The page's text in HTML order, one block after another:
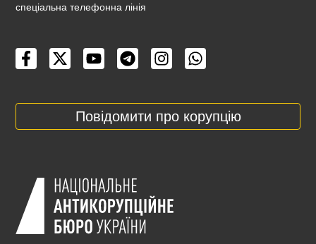
cпеціальна телефонна лінія
Повідомити про корупцію